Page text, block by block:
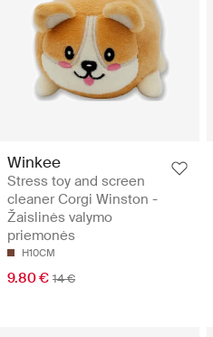
Winkee
Stress toy and screen
cleaner Corgi Winston -
Žaislinės valymo
priemonės
H10CM
9.80 € 14 €